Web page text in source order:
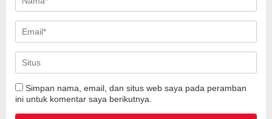
Simpan nama, email, dan situs web saya pada peramban
ini untuk komentar saya berikutnya.